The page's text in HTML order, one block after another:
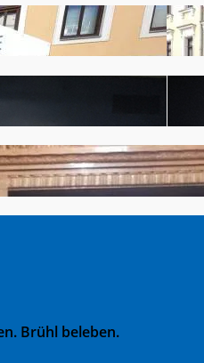
Brühl beleben.